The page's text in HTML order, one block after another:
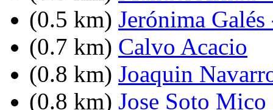
(0.5 km) Jerónima
(0.7 km) Calvo Acacio
(0.8 km) Joaquin
(0.8 km) Jose Soto